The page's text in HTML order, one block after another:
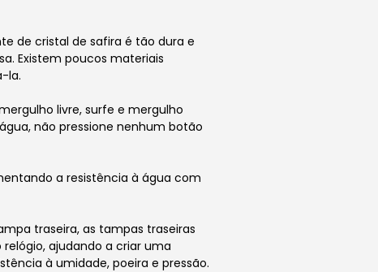
de cristal de safira é tão dura e
Existem poucos materiais
la.
livre, surfe e mergulho
não pressione nenhum botão
a resistência à água com
traseira, as tampas traseiras
ajudando a criar uma
à umidade, poeira e pressão.